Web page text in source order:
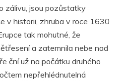
zálivu, jsou pozůstatky
v historii, zhruba v roce 1630
tak mohutné, že
a zatemnila nebe nad
ční už na počátku druhého
nepřehlédnutelná